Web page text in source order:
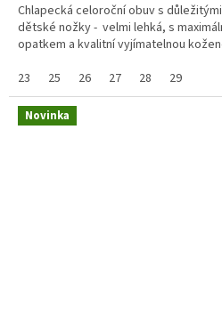
Chlapecká celoroční obuv s
dětské nožky - velmi lehká, s
opatkem a kvalitní vyjímatelnou
23
25 26 27 28 29
Novinka